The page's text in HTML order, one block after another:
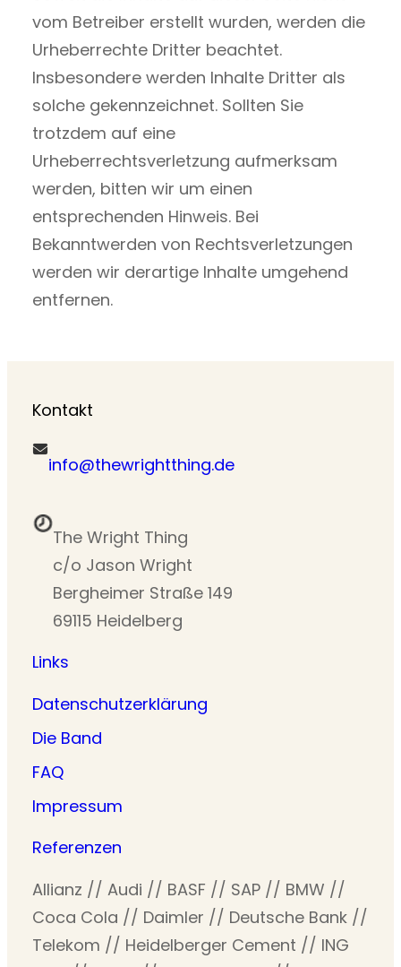
vom Betreiber erstellt wurden, werden die
Urheberrechte Dritter beachtet.
Insbesondere werden Inhalte Dritter als
solche gekennzeichnet. Sollten Sie
trotzdem auf eine
Urheberrechtsverletzung aufmerksam
werden, bitten wir um einen
entsprechenden Hinweis. Bei
Bekanntwerden von Rechtsverletzungen
werden wir derartige Inhalte umgehend
entfernen.
Kontakt
info@thewrightthing.de
The Wright Thing
c/o Jason Wright
Bergheimer Straße 149
69115 Heidelberg
Links
Datenschutzerklärung
Die Band
FAQ
Impressum
Referenzen
Allianz // Audi // BASF // SAP // BMW //
Coca Cola // Daimler // Deutsche Bank //
Telekom // Heidelberger Cement // ING